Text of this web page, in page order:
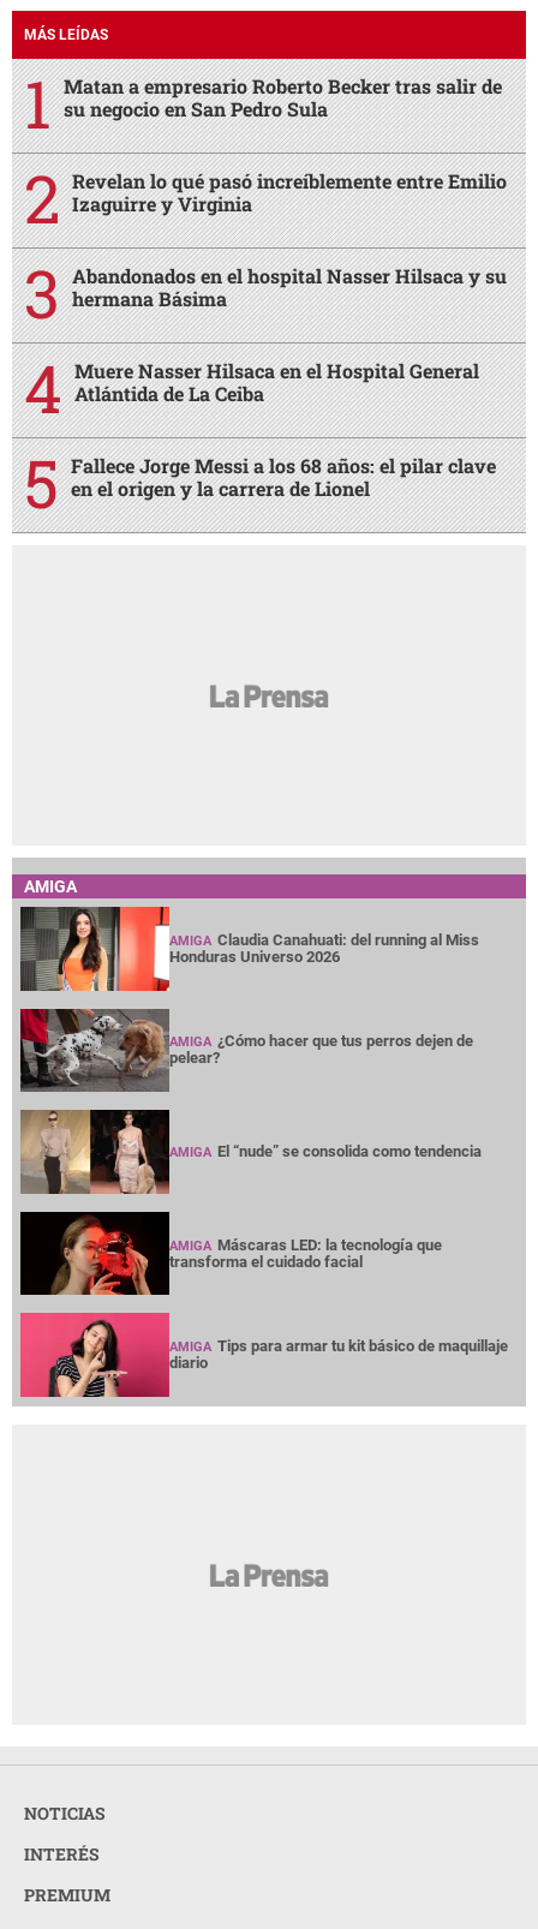
MÁS LEÍDAS
Matan a empresario Roberto Becker tras salir de
su negocio en San Pedro Sula
Revelan lo qué pasó increíblemente entre Emilio
Izaguirre y Virginia
Abandonados en el hospital Nasser Hilsaca y su
hermana Básima
Muere Nasser Hilsaca en el Hospital General
Atlántida de La Ceiba
Fallece Jorge Messi a los 68 años: el pilar clave
en el origen y la carrera de Lionel
AMIGA
AMIGA Claudia Canahuati: del running al Miss
Honduras Universo 2026
AMIGA ¿Cómo hacer que tus perros dejen de
pelear?
AMIGA El “nude” se consolida como tendencia
AMIGA Máscaras LED: la tecnología que
transforma el cuidado facial
AMIGA Tips para armar tu kit básico de maquillaje
diario
NOTICIAS
INTERÉS
PREMIUM